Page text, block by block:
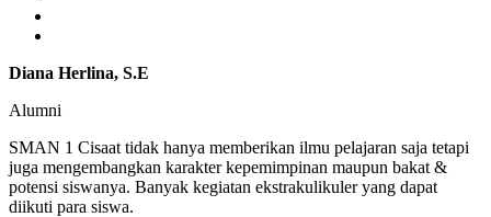
Diana Herlina, S.E
Alumni
SMAN 1 Cisaat tidak hanya memberikan ilmu pelajaran saja tetapi
juga mengembangkan karakter kepemimpinan maupun bakat &
potensi siswanya. Banyak kegiatan ekstrakulikuler yang dapat
diikuti para siswa.